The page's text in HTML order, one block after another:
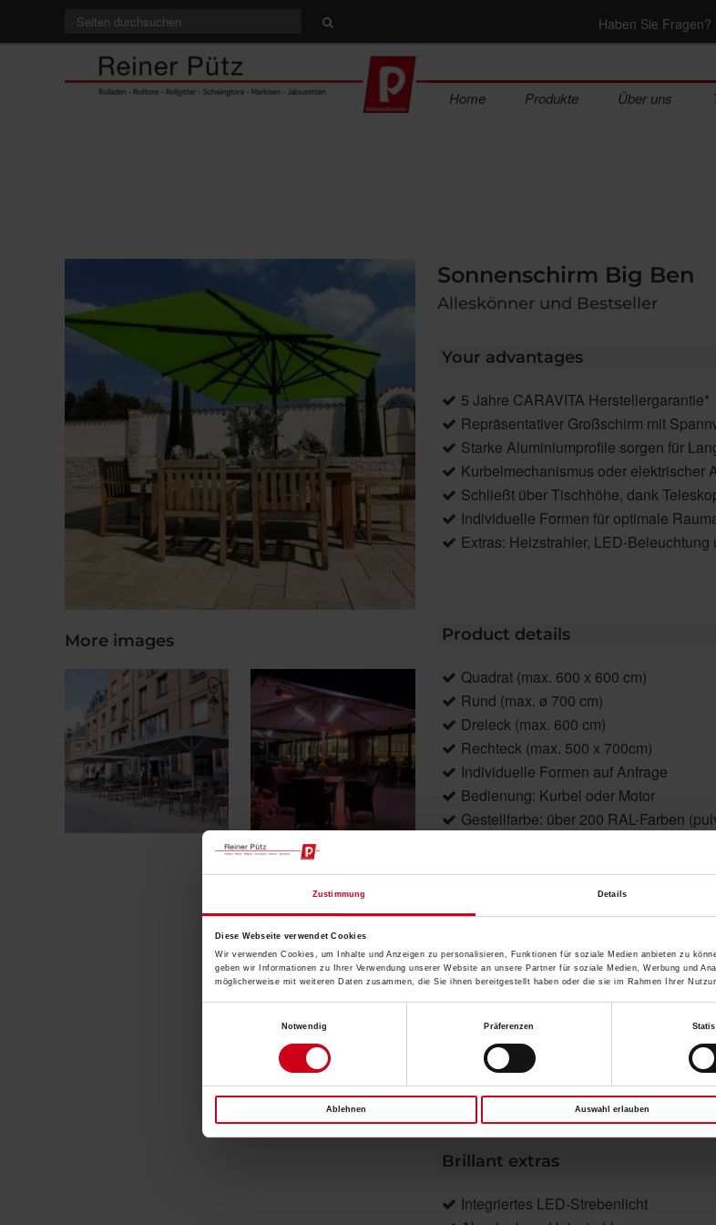
Zustimmung Details
Diese Webseite verwendet Cookies
Wir verwenden Cookies, um Inhalte und Anzeigen zu personalisieren, Funktionen für soziale Medien anbieten zu
geben wir Informationen zu Ihrer Verwendung unserer Website an unsere Partner für soziale Medien, Werbung und
möglicherweise mit weiteren Daten zusammen, die Sie ihnen bereitgestellt haben oder die sie im Rahmen Ihrer
Notwendig
Präferenzen
Ablehnen Auswahl erlauben
Haben Sie Fragen?
Home Produkte Über uns
Sonnenschirm Big Ben
Alleskönner und Bestseller
Your advantages
5 Jahre CARAVITA Herstellergarantie*
Repräsentativer Großschirm mit
Starke Aluminiumprofile sorgen für
Kurbelmechanismus oder elektrischer
Schließt über Tischhöhe, dank
Individuelle Formen für optimale
Extras: Heizstrahler, LED-Beleuchtung
Product details
Quadrat (max. 600 x 600 cm)
Rund (max. ø 700 cm)
Dreieck (max. 600 cm)
Rechteck (max. 500 x 700cm)
Individuelle Formen auf Anfrage
Bedienung: Kurbel oder Motor
Gestellfarbe: über 200 RAL-Farben
Bespannung: über 130 hochwertige
Product description
Ganz gleich, ob auf der schmalen
Straßencafés oder im großzügigen
exklusiver Hotelanlagen: Der Großschirm
wird allen Ihren Anforderungen gerecht.
und schnelle Bedienung, die vielseitige
und die robuste Konstruktion eignen sich ideal
Einsatz in der Gastronomie.
Spannweiten von bis zu 7m bieten
für Ihre Gäste und machen den
Brillant extras
Integriertes LED-Strebenlicht
More images